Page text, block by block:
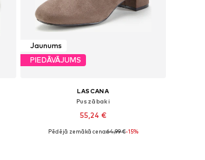
Jaunums
PIEDĀVĀJUMS
LASCANA
Puszābaki
55,24 €
Pieejams daudzos izmēros
Pēdējā zemākā cena:64,99 €-15%